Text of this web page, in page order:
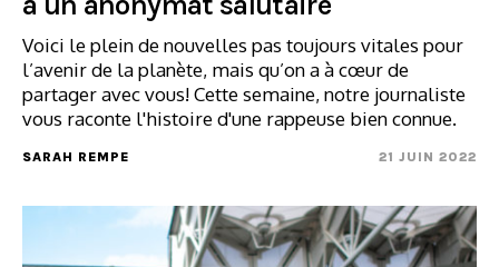
Voici le plein de nouvelles pas toujours vitales pour
l’avenir de la planète, mais qu’on a à cœur de
partager avec vous! Cette semaine, notre journaliste
vous raconte l'histoire d'une rappeuse bien connue.
SARAH REMPE 21 JUIN 2022